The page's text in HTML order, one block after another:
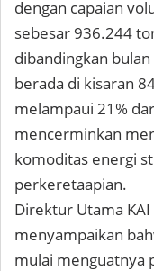
dengan capaian
sebesar 936.244
dibandingkan
berada di kisaran
melampaui 21%
mencerminkan
komoditas energi
perkeretaapian.
Direktur Utama KAI
menyampaikan
mulai menguatnya